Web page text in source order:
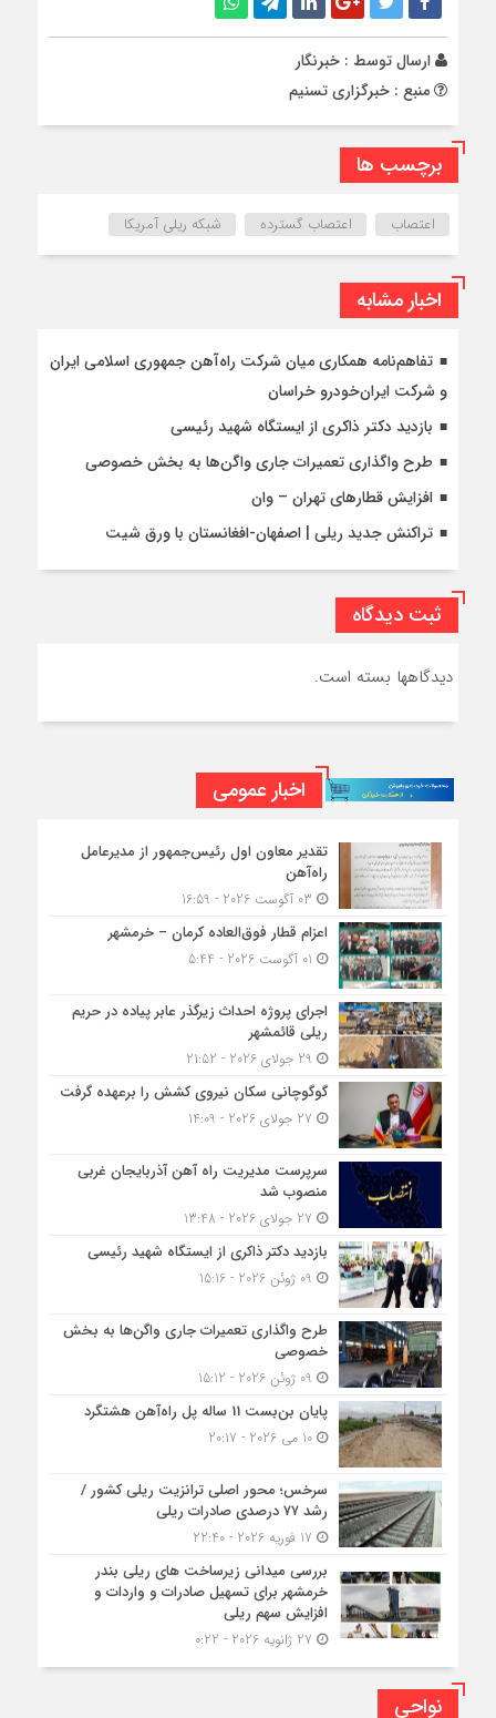
ارسال توسط : خبرنگار
منبع : خبرگزاری تسنیم
برچسب ها
اعتصاب اعتصاب گسترده شبکه ریلی آمریکا
اخبار مشابه
تفاهم‌نامه همکاری میان شرکت راه‌آهن جمهوری اسلامی ایران
و شرکت ایران‌خودرو خراسان
بازدید دکتر ذاکری از ایستگاه شهید رئیسی
طرح واگذاری تعمیرات جاری واگن‌ها به بخش خصوصی
افزایش قطارهای تهران – وان
تراکنش جدید ریلی | اصفهان-افغانستان با ورق شیت
ثبت دیدگاه
دیدگاهها بسته است.
اخبار عمومی
تقدیر معاون اول رئیس‌جمهور از مدیرعامل
راه‌آهن
اعزام قطار فوق‌العاده کرمان – خرمشهر
اجرای پروژه احداث زیرگذر عابر پیاده در حریم
ریلی قائمشهر
گوگوچانی سکان نیروی کشش را برعهده گرفت
سرپرست مدیریت راه آهن آذربایجان غربی
منصوب شد
بازدید دکتر ذاکری از ایستگاه شهید رئیسی
طرح واگذاری تعمیرات جاری واگن‌ها به بخش
خصوصی
پایان بن‌بست 11 ساله پل راه‌آهن هشتگرد
10 می 2026 - 20:17
سرخس؛ محور اصلی ترانزیت ریلی کشور /
رشد ۷۷ درصدی صادرات ریلی
بررسی میدانی زیرساخت های ریلی بندر
خرمشهر برای تسهیل صادرات و واردات و
افزایش سهم ریلی
نواحی